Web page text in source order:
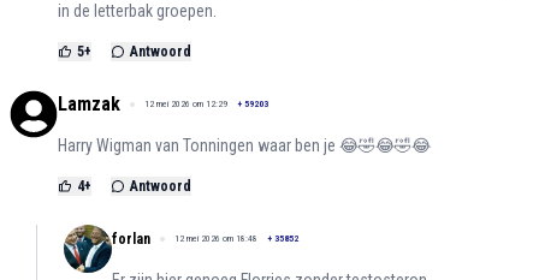
in de letterbak groepen.
5+ Antwoord
Lamzak 12 mei 2026 om 12:29 + 59203
Harry Wigman van Tonningen waar ben je 😂🤣😂🤣😂
4+ Antwoord
forlan 12 mei 2026 om 18:48 + 35852